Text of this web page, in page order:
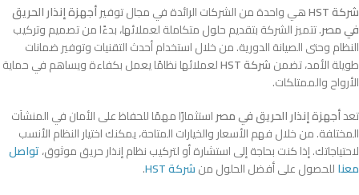
شركة HST هي واحدة من الشركات الرائدة في مجال توفيرأجهزة إنذار الحريق
في مصر. تتميز الشركة بتقديم حلول متكاملة لعملائها، بدءًا من تصميم وتركيب
النظام وحتى الصيانة الدورية. من خلال استخدام أحدث التقنيات وتوفير ضمانات
طويلة الأمد، تضمنشركة HST
لعملائها نظامًا يعمل بكفاءة ويساهم في حماية
الأرواح والممتلكات.
تعدأجهزة إنذار الحريق في مصراستثمارًا مهمًا للحفاظ على الأمان في المنشآت
المختلفة. من خلال فهم الأسعار والخيارات المتاحة، يمكنك اختيار النظام الأنسب
لاحتياجاتك. إذا كنت بحاجة إلى استشارة أو لتركيب نظام إنذار حريق موثوق،تواصل
معناللحصول على أفضل الحلول منشركة HST .